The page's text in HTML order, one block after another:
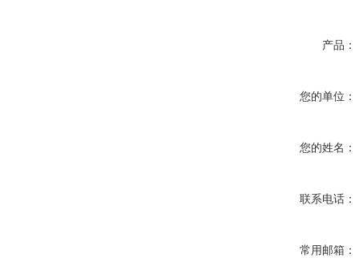
产品：
您的单位：
您的姓名：
联系电话：
常用邮箱：